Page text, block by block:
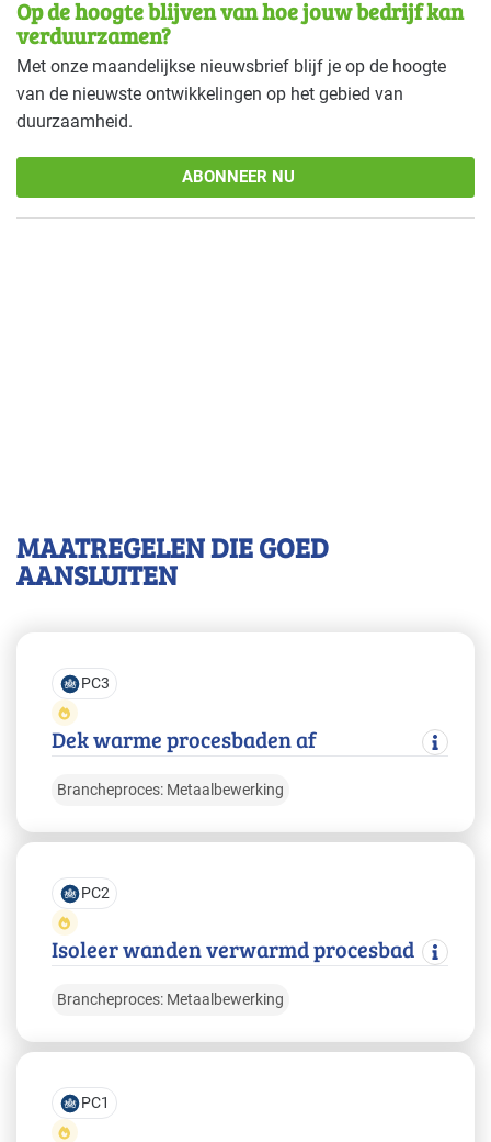
Op de hoogte blijven van hoe jouw bedrijf kan
verduurzamen?
Met onze maandelijkse nieuwsbrief blijf je op de hoogte
van de nieuwste ontwikkelingen op het gebied van
duurzaamheid.
ABONNEER NU
MAATREGELEN DIE GOED
AANSLUITEN
Dek warme procesbaden af
Brancheproces: Metaalbewerking
PC3
Isoleer wanden verwarmd procesbad
Brancheproces: Metaalbewerking
PC2
PC1